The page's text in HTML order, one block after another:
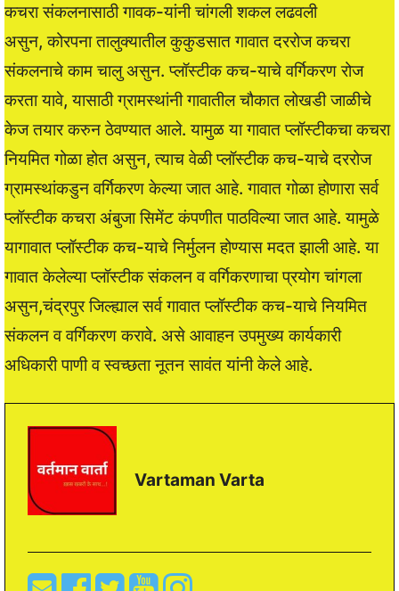
कचरा संकलनासाठी गावक-यांनी चांगली शकल लढवली
असुन, कोरपना तालुक्यातील कुकुडसात गावात दररोज कचरा
संकलनाचे काम चालु असुन. प्लॉस्टीक कच-याचे वर्गिकरण रोज
करता यावे, यासाठी ग्रामस्थांनी गावातील चौकात लोखडी जाळीचे
केज तयार करुन ठेवण्यात आले. यामुळ या गावात प्लॉस्टीकचा कचरा
नियमित गोळा होत असुन, त्याच वेळी प्लॉस्टीक कच-याचे दररोज
ग्रामस्थांकडुन वर्गिकरण केल्या जात आहे. गावात गोळा होणारा सर्व
प्लॉस्टीक कचरा अंबुजा सिमेंट कंपणीत पाठविल्या जात आहे. यामुळे
यागावात प्लॉस्टीक कच-याचे निर्मुलन होण्यास मदत झाली आहे. या
गावात केलेल्या प्लॉस्टीक संकलन व वर्गिकरणाचा प्रयोग चांगला
असुन,चंद्रपुर जिल्ह्याल सर्व गावात प्लॉस्टीक कच-याचे नियमित
संकलन व वर्गिकरण करावे. असे आवाहन उपमुख्य कार्यकारी
अधिकारी पाणी व स्वच्छता नूतन सावंत यांनी केले आहे.
Vartaman Varta